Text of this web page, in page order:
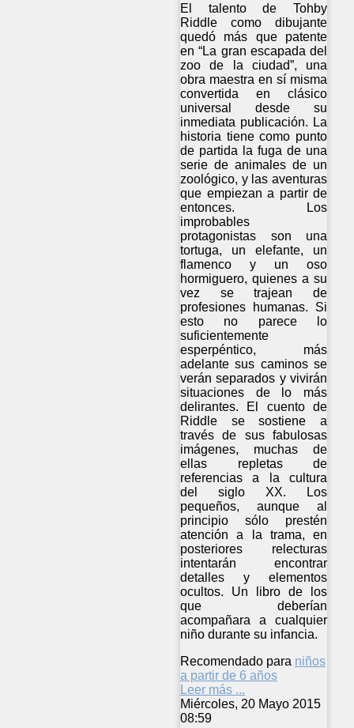
El talento de Tohby
Riddle como dibujante
quedó más que patente
en “La gran escapada del
zoo de la ciudad”, una
obra maestra en sí misma
convertida en clásico
universal desde su
inmediata publicación. La
historia tiene como punto
de partida la fuga de una
serie de animales de un
zoológico, y las aventuras
que empiezan a partir de
entonces. Los
improbables
protagonistas son una
tortuga, un elefante, un
flamenco y un oso
hormiguero, quienes a su
vez se trajean de
profesiones humanas. Si
esto no parece lo
suficientemente
esperpéntico, más
adelante sus caminos se
verán separados y vivirán
situaciones de lo más
delirantes. El cuento de
Riddle se sostiene a
través de sus fabulosas
imágenes, muchas de
ellas repletas de
referencias a la cultura
del siglo XX. Los
pequeños, aunque al
principio sólo prestén
atención a la trama, en
posteriores relecturas
intentarán encontrar
detalles y elementos
ocultos. Un libro de los
que deberían
acompañara a cualquier
niño durante su infancia.
Recomendado para niños
a partir de 6 años
Leer más ...
Miércoles, 20 Mayo 2015
08:59